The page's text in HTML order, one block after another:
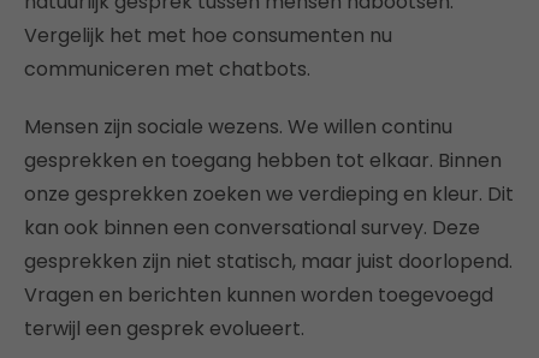
Vergelijk het met hoe consumenten nu
communiceren met chatbots.
Mensen zijn sociale wezens. We willen continu
gesprekken en toegang hebben tot elkaar. Binnen
onze gesprekken zoeken we verdieping en kleur. Dit
kan ook binnen een conversational survey. Deze
gesprekken zijn niet statisch, maar juist doorlopend.
Vragen en berichten kunnen worden toegevoegd
terwijl een gesprek evolueert.